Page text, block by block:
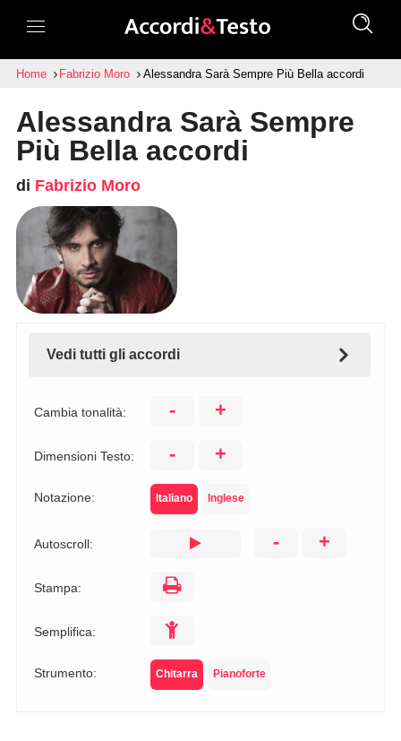
Home Fabrizio Moro Alessandra Sarà Sempre Più Bella accordi
Alessandra Sarà Sempre
Più Bella accordi
di Fabrizio Moro
Vedi tutti gli accordi
Cambia tonalità: - +
Dimensioni Testo: - +
Notazione: Italiano Inglese
Autoscroll: - +
Stampa:
Semplifica:
Strumento: Chitarra Pianoforte